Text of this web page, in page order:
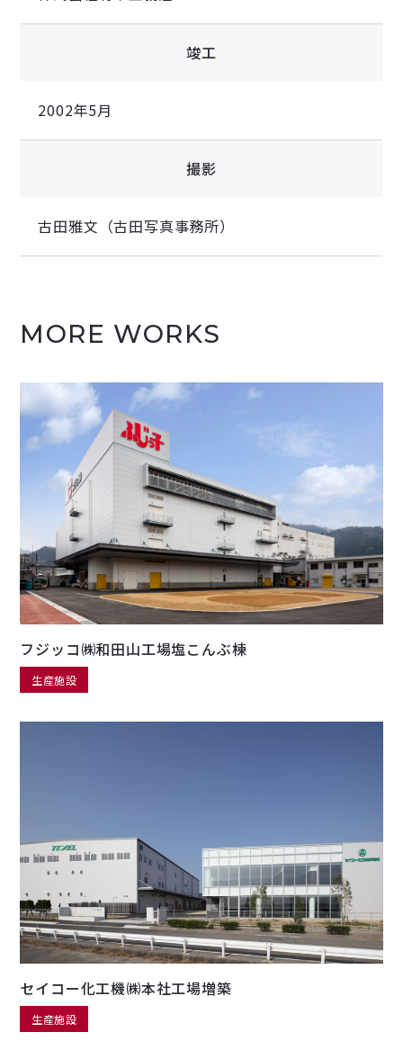
竣工
2002年5月
撮影
古田雅文（古田写真事務所）
MORE WORKS
フジッコ㈱和田山工場塩こんぶ棟
生産施設
セイコー化工機㈱本社工場増築
生産施設